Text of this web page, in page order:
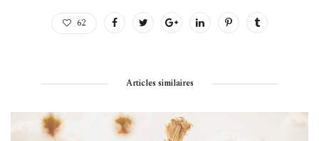
62
Articles similaires